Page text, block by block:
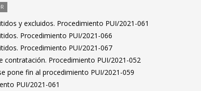
y excluidos. Procedimiento PUI/2021-061
Procedimiento PUI/2021-066
Procedimiento PUI/2021-067
contratación. Procedimiento PUI/2021-052
pone fin al procedimiento PUI/2021-059
PUI/2021-061